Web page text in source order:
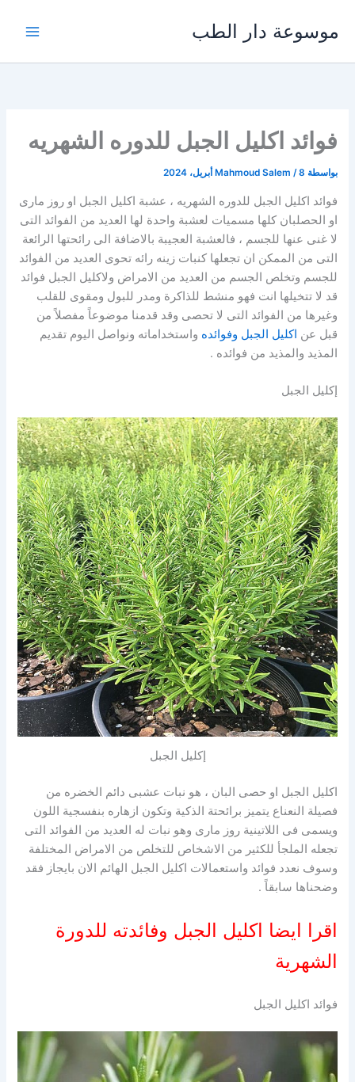
المحتوى
موسوعة دار الطب
فوائد اكليل الجبل للدوره الشهريه
بواسطة Mahmoud Salem /8 أبريل، 2024
فوائد اكليل الجبل للدوره الشهريه ، عشبة اكليل الجبل او روز مارى
او الحصلبان كلها مسميات لعشبة واحدة لها العديد من الفوائد التى
لا غنى عنها للجسم ، فالعشبة العجيبة بالاضافة الى رائحتها الرائعة
التى من الممكن ان تجعلها كنبات زينه رائه تحوى العديد من الفوائد
للجسم وتخلص الجسم من العديد من الامراض ولاكليل الجبل فوائد
قد لا تتخيلها انت فهو منشط للذاكرة ومدر للبول ومقوى للقلب
وغيرها من الفوائد التى لا تحصى وقد قدمنا موضوعاً مفصلاً من
قبل عن اكليل الجبل وفوائده واستخداماته ونواصل اليوم تقديم
المذيد والمذيد من فوائده .
إكليل الجبل
إكليل الجبل
اكليل الجبل او حصى البان ، هو نبات عشبى دائم الخضره من
فصيلة النعناع يتميز برائحتة الذكية وتكون ازهاره بنفسجية اللون
ويسمى فى اللاتينية روز مارى وهو نبات له العديد من الفوائد التى
تجعله الملجأ للكثير من الاشخاص للتخلص من الامراض المختلفة
وسوف نعدد فوائد واستعمالات اكليل الجبل الهائم الان بايجاز فقد
وضحناها سابقاً .
اقرا ايضا اكليل الجبل وفائدته للدورة
الشهرية
فوائد اكليل الجبل